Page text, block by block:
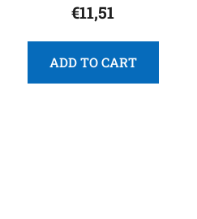
€11,51
ADD TO CART